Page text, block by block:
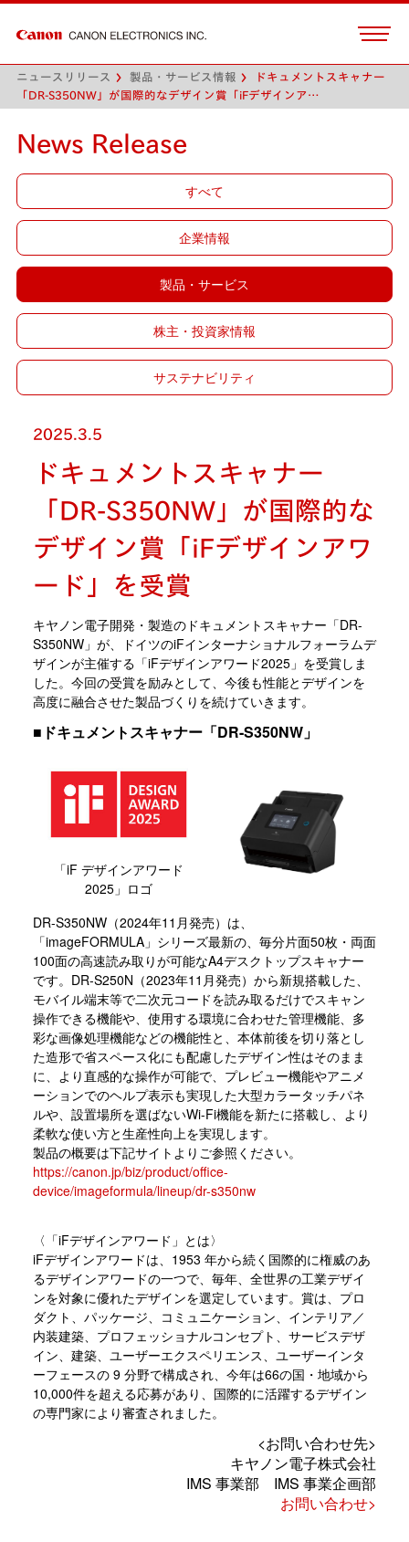
ニュースリリース 製品・サービス情報
ドキュメントスキャナー
「DR-S350NW」が国際的なデザイン賞「iFデザインア…
News Release
すべて
企業情報
製品・サービス
株主・投資家情報
サステナビリティ
2025.3.5
ドキュメントスキャナー
「DR-S350NW」が国際的な
デザイン賞「iFデザインアワ
ード」を受賞
キヤノン電子開発・製造のドキュメントスキャナー「DR-
S350NW」が、ドイツのiFインターナショナルフォーラムデ
ザインが主催する「iFデザインアワード2025」を受賞しま
した。今回の受賞を励みとして、今後も性能とデザインを
高度に融合させた製品づくりを続けていきます。
■ドキュメントスキャナー「DR-S350NW」
「iF デザインアワード
2025」ロゴ
DR-S350NW（2024年11月発売）は、
「imageFORMULA」シリーズ最新の、毎分片面50枚・両面
100面の高速読み取りが可能なA4デスクトップスキャナー
です。DR-S250N（2023年11月発売）から新規搭載した、
モバイル端末等で二次元コードを読み取るだけでスキャン
操作できる機能や、使用する環境に合わせた管理機能、多
彩な画像処理機能などの機能性と、本体前後を切り落とし
た造形で省スペース化にも配慮したデザイン性はそのまま
に、より直感的な操作が可能で、プレビュー機能やアニメ
ーションでのヘルプ表示も実現した大型カラータッチパネ
ルや、設置場所を選ばないWi-Fi機能を新たに搭載し、より
柔軟な使い方と生産性向上を実現します。
製品の概要は下記サイトよりご参照ください。
https://canon.jp/biz/product/office-
device/imageformula/lineup/dr-s350nw
〈「iFデザインアワード」とは〉
iFデザインアワードは、1953 年から続く国際的に権威のあ
るデザインアワードの一つで、毎年、全世界の工業デザイ
ンを対象に優れたデザインを選定しています。賞は、プロ
ダクト、パッケージ、コミュニケーション、インテリア／
内装建築、プロフェッショナルコンセプト、サービスデザ
イン、建築、ユーザーエクスペリエンス、ユーザーインタ
ーフェースの 9 分野で構成され、今年は66の国・地域から
10,000件を超える応募があり、国際的に活躍するデザイン
の専門家により審査されました。
<お問い合わせ先>
キヤノン電子株式会社
IMS 事業部 IMS 事業企画部
お問い合わせ>